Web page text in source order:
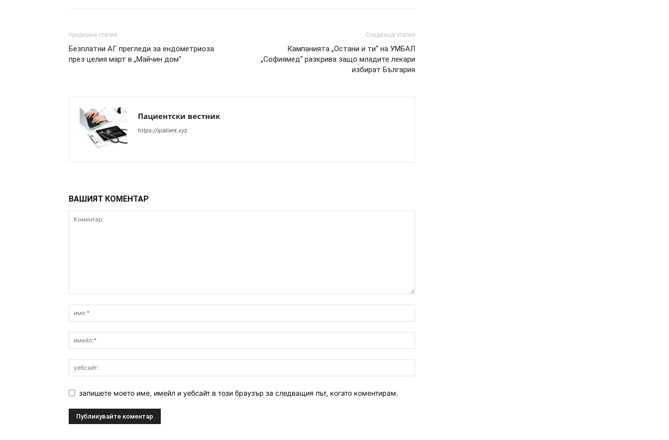
предишна статия
Безплатни АГ прегледи за ендометриоза
през целия март в „Майчин дом“
Следваща статия
Кампанията „Остани и ти“ на УМБАЛ
„Софиямед“ разкрива защо младите лекари
избират България
Пациентски вестник
https://ipatient.xyz
ВАШИЯТ КОМЕНТАР
запишете моето име, имейл и уебсайт в този браузър за следващия път, когато коментирам.